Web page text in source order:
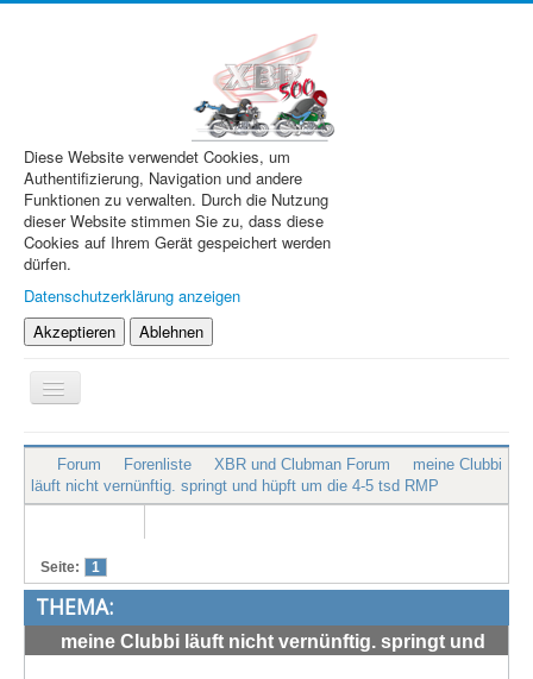
Diese Website verwendet Cookies, um
Authentifizierung, Navigation und andere
Funktionen zu verwalten. Durch die Nutzung
dieser Website stimmen Sie zu, dass diese
Cookies auf Ihrem Gerät gespeichert werden
dürfen.
Datenschutzerklärung anzeigen
Akzeptieren
Ablehnen
Navigation
an/aus
XBR.de
Technik
Treffen & Touren
Cafe-Ecke
Suche
Forum Forenliste XBR und Clubman Forum
meine Clubbi
läuft nicht vernünftig. springt und hüpft um die 4-5 tsd RMP
Seite: 1
THEMA:
meine Clubbi läuft nicht vernünftig. springt und